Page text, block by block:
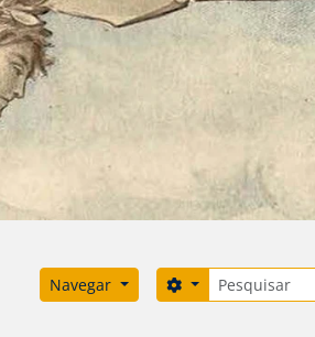
Navegar Pesquisar
Search options